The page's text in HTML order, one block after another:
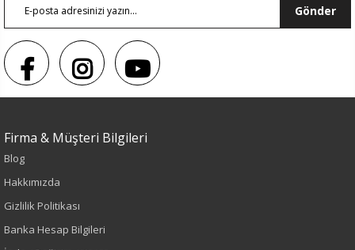
Sezon : YAZLIK
Renk
Fuşya
Gönder
Firma & Müşteri Bilgileri
Blog
Hakkımızda
Gizlilik Politikası
Banka Hesap Bilgileri